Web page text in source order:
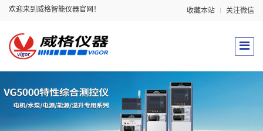
欢迎来到威格智能仪器官网！ 收藏本站 关注微信